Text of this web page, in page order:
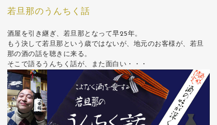
若旦那のうんちく話
酒屋を引き継ぎ、若旦那となって早25年。
もう決して若旦那という歳ではないが、地元のお客様が、若旦
那の酒の話を聴きに来る。
そこで語るうんちく話が、また面白い・・・